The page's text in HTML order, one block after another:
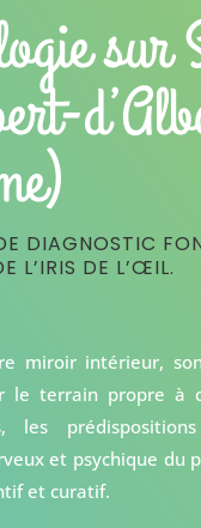
sur
DIAGNOSTIC
L’IRIS DE L’ŒIL.
miroir intérieur,
le terrain propre à
les
et psychique du
et curatif.